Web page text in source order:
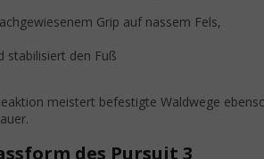
Grip auf nassem Fels,
stabilisiert den Fuß
meistert befestigte Waldwege
des Pursuit 3